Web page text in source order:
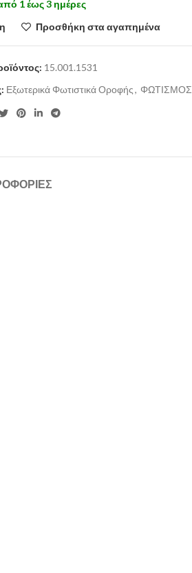
1 έως 3 ημέρες
Προσθήκη στα αγαπημένα
15.001.1531
Εξωτερικά Φωτιστικά Οροφής, ΦΩΤΙΣΜΟΣ